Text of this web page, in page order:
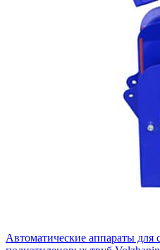
Автоматические аппараты для